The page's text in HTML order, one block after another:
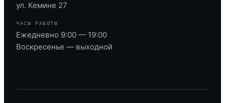
ул. Кемине 27
ЧАСЫ РАБОТЫ
Ежедневно 9:00 — 19:00
Воскресенье — выходной